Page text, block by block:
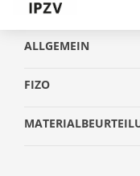
ALLGEMEIN
FIZO